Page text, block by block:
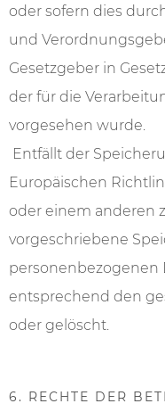
oder sofern dies
und
Gesetzgeber in
der für die
vorgesehen wurde.
Entfällt der
Europäischen
oder einem anderen
vorgeschriebene
entsprechend den
oder gelöscht.
6. RECHTE DER